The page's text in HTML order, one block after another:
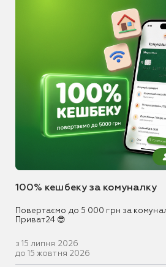
100% кешбеку за комуналку
Повертаємо до 5 000 грн за
Приват24 😎
з 15 липня 2026
до 15 жовтня 2026